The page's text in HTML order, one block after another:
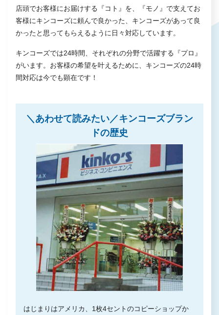
店頭でお客様にお届けする『コト』を、『モノ』で支えてお
客様にキンコーズに頼んで良かった、キンコーズがあって良
かったと思ってもらえるように日々対応しています。
キンコーズでは24時間、それぞれの分野で活躍する『プロ』
がいます。お客様の希望を叶えるために、キンコーズの24時
間対応は今でも顕在です！
＼あわせて読みたい／キンコーズブラン
ドの歴史
はじまりはアメリカ、1枚4セントのコピーショップか